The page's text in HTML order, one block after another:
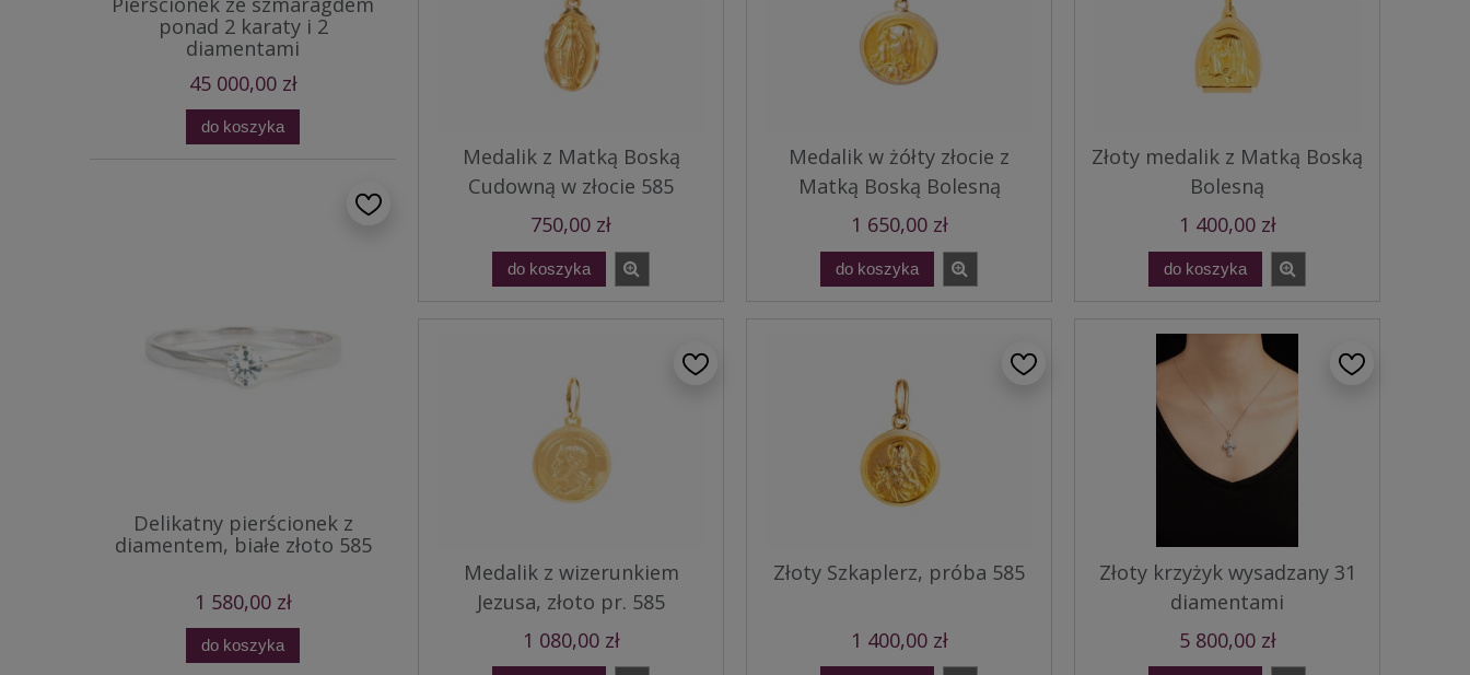
ponad 2 karaty i 2
diamentami
45 000,00 zł
do koszyka
Delikatny pierścionek z
diamentem, białe złoto 585
1 580,00 zł
do koszyka
Medalik z Matką Boską
Cudowną w złocie 585
750,00 zł
do koszyka
Medalik w żółty złocie z
Matką Boską Bolesną
1 650,00 zł
do koszyka
Złoty medalik z Matką Boską
Bolesną
1 400,00 zł
do koszyka
Medalik z wizerunkiem
Jezusa, złoto pr. 585
1 080,00 zł
Złoty Szkaplerz, próba 585
1 400,00 zł
Złoty krzyżyk wysadzany 31
diamentami
5 800,00 zł